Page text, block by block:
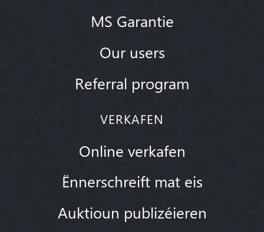
MS Garantie
Our users
Referral program
VERKAFEN
Online verkafen
Ënnerschreift mat eis
Auktioun publizéieren